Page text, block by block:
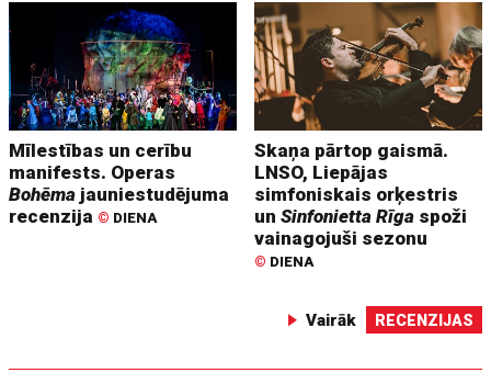
Mīlestības un cerību
manifests. Operas
Bohēma jauniestudējuma
recenzija © DIENA
Skaņa pārtop gaismā.
LNSO, Liepājas
simfoniskais orķestris
unSinfonietta Rīga spoži
vainagojuši sezonu
© DIENA
Vairāk RECENZIJAS